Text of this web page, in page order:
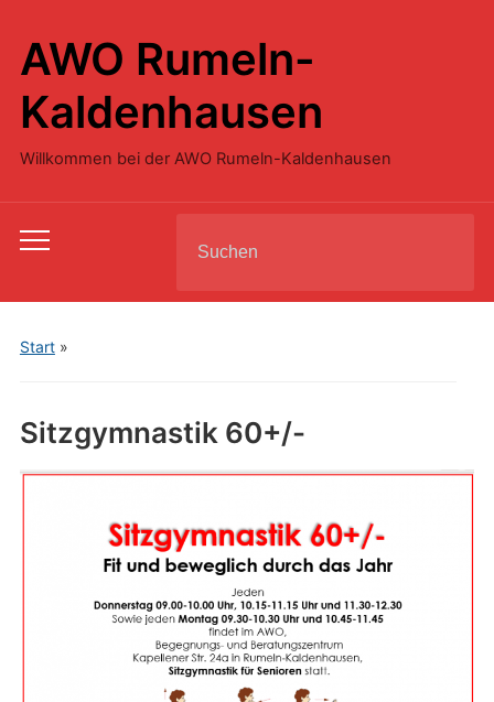
AWO Rumeln-
Kaldenhausen
Willkommen bei der AWO Rumeln-Kaldenhausen
Toggle
menu
for:
Start»
Sitzgymnastik 60+/-